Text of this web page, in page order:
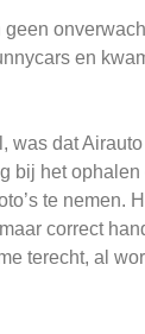
en
was dat
bij het
te nemen.
correct
terecht, al